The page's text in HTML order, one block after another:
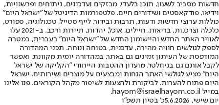
חדשות מסביב לשעון, תוכן בלעדי, מבזקים ועדכונים, ניתוחים ופרשנויות,
וידיאו, פודקאסטים ושידורים חיים. פלטפורמות הדיגיטל של "ישראל היום"
כוללות ערוצי חדשות ודעות, תרבות ובידור, לייף סטייל, טכנולוגיה, ספורט,
כלכלה וצרכנות, בריאות, חיילים, אוכל, יהדות, תיירות ורכב. ב-2021 עלו
לאוויר האתר החדש והיישומון החדש של "ישראל היום" בעברית, במטרה
לספק לגולשים חוויה מהירה, עדכנית, בטוחה ונוחה. תכני המהדורה
המודפסת של העיתון זמינים גם באתר, במהדורה יומית מקוונת, ואפשר
לקבל אותם גם בניוזלטר. מועדון ההטבות הייחודי "הקליקה של ישראל
היום" מציע לגולשי האתר הנחות ומבצעים על מוצרים ושירותים. ישראל
היום פתוח להערות, לביקורת ולהצעות לשיפור מקהל הקוראים. פנו אלינו
במייל hayom@israelhayom.co.il.
יום שישי, 5.6.2026
כ' בסיון תשפ"ו